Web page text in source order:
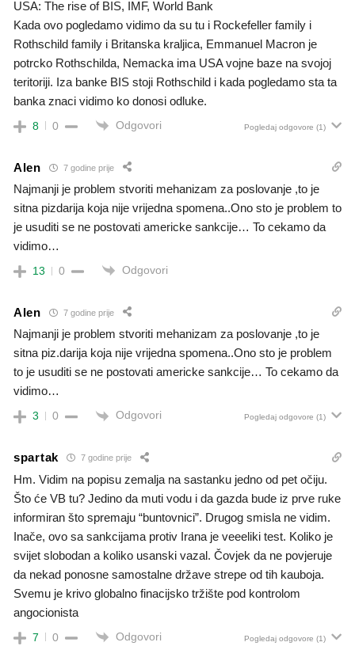
USA: The rise of BIS, IMF, World Bank
Kada ovo pogledamo vidimo da su tu i Rockefeller family i
Rothschild family i Britanska kraljica, Emmanuel Macron je
potrcko Rothschilda, Nemacka ima USA vojne baze na svojoj
teritoriji. Iza banke BIS stoji Rothschild i kada pogledamo sta ta
banka znaci vidimo ko donosi odluke.
8 0 Odgovori Pogledaj odgovore (1)
Alen 7 godine prije
Najmanji je problem stvoriti mehanizam za poslovanje ,to je
sitna pizdarija koja nije vrijedna spomena..Ono sto je problem to
je usuditi se ne postovati americke sankcije… To cekamo da
vidimo…
13 0 Odgovori
Alen 7 godine prije
Najmanji je problem stvoriti mehanizam za poslovanje ,to je
sitna piz.darija koja nije vrijedna spomena..Ono sto je problem
to je usuditi se ne postovati americke sankcije… To cekamo da
vidimo…
3 0 Odgovori Pogledaj odgovore (1)
spartak 7 godine prije
Hm. Vidim na popisu zemalja na sastanku jedno od pet očiju.
Što će VB tu? Jedino da muti vodu i da gazda bude iz prve ruke
informiran što spremaju “buntovnici”. Drugog smisla ne vidim.
Inače, ovo sa sankcijama protiv Irana je veeeliki test. Koliko je
svijet slobodan a koliko usanski vazal. Čovjek da ne povjeruje
da nekad ponosne samostalne države strepe od tih kauboja.
Svemu je krivo globalno finacijsko tržište pod kontrolom
angocionista
7 0 Odgovori Pogledaj odgovore (1)